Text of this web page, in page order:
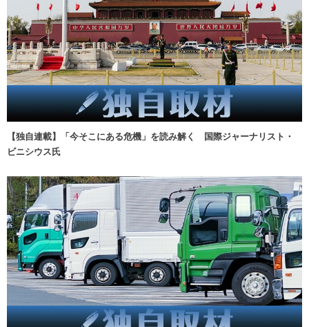
【独自連載】「今そこにある危機」を読み解く 国際ジャーナリスト・
ビニシウス氏